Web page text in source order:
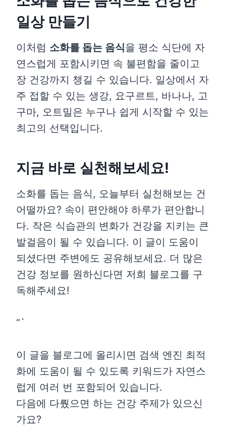
일상 만들기
이처럼 소화를 돕는 음식을 평소 식단에 자
연스럽게 포함시키면 속 불편함을 줄이고
장 건강까지 챙길 수 있습니다. 일상에서 자
주 접할 수 있는 생강, 요구르트, 바나나, 고
구마, 오트밀은 누구나 쉽게 시작할 수 있는
최고의 선택입니다.
지금 바로 실천해보세요!
소화를 돕는 음식, 오늘부터 실천해보는 건
어떨까요? 속이 편안해야 하루가 편안합니
다. 작은 식습관의 변화가 건강을 지키는 큰
발걸음이 될 수 있습니다. 이 글이 도움이
되셨다면 주변에도 공유해보세요. 더 많은
건강 정보를 원하신다면 저희 블로그를 구
독해주세요!
“`
이 글을 블로그에 올리시면 검색 엔진 최적
화에 도움이 될 수 있도록 키워드가 자연스
럽게 여러 번 포함되어 있습니다.
다음에 다뤘으면 하는 건강 주제가 있으신
가요?